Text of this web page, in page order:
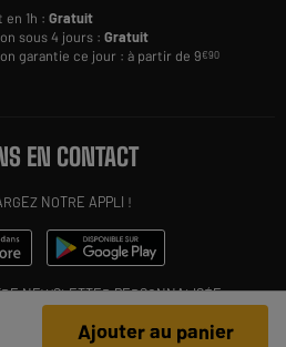
Ajouter au panier
en 1h :Gratuit
sous 4 jours :Gratuit
garantie ce jour : à partir de 9€90
EN CONTACT
NOTRE APPLI !
NEWSLETTER PERSONNALISÉE
OK